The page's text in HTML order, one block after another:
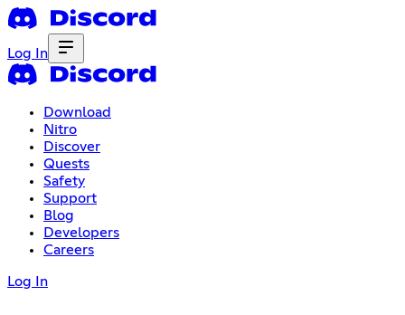
Log In
Download
Nitro
Discover
Quests
Safety
Support
Blog
Developers
Careers
Log In